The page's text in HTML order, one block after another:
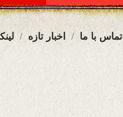
اخبار تازه تماس با ما